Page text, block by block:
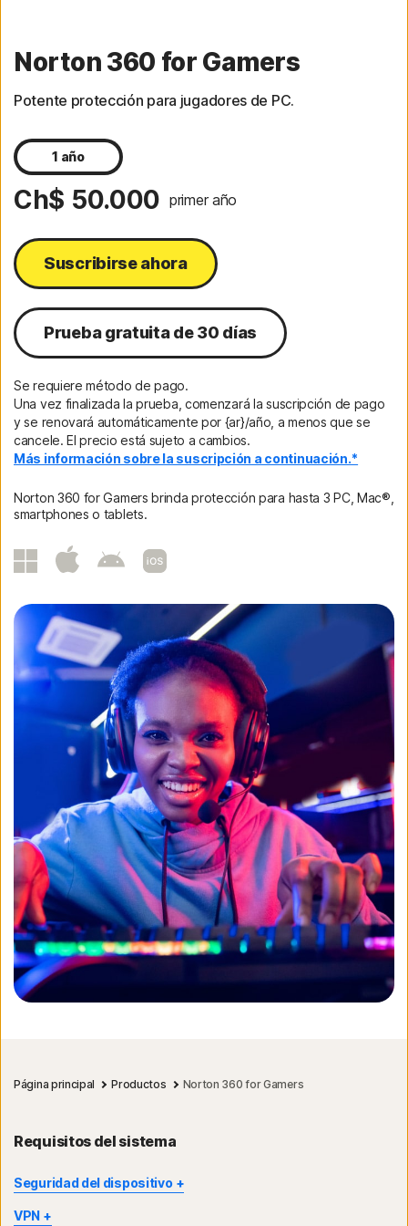
Norton 360 for Gamers
Potente protección para jugadores de PC.
1 año
Ch$ 50.000 primer año
Suscribirse ahora
Prueba gratuita de 30 días
Se requiere método de pago.
Una vez finalizada la prueba, comenzará la suscripción de pago
y se renovará automáticamente por {ar}/año, a menos que se
cancele. El precio está sujeto a cambios.
Más información sobre la suscripción a continuación.*
Norton 360 for Gamers brinda protección para hasta 3 PC, Mac®,
smartphones o tablets.
Página principal Productos Norton 360 for Gamers
Requisitos del sistema
Seguridad del dispositivo
No todas las funciones están disponibles en todos los
VPN